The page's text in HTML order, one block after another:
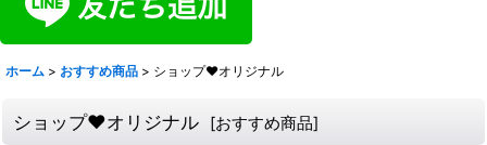
ホーム > おすすめ商品 > ショップ❤オリジナル
ショップ❤オリジナル [おすすめ商品]